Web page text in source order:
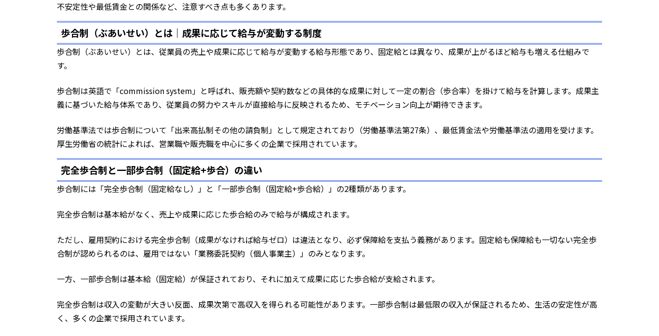
不安定性や最低賃金との関係など、注意すべき点も多くあります。
歩合制（ぶあいせい）とは｜成果に応じて給与が変動する制度
歩合制（ぶあいせい）とは、従業員の売上や成果に応じて給与が変動する給与形態であり、固定給とは異なり、成果が上がるほど給与も増える仕組みで
す。
歩合制は英語で「commission system」と呼ばれ、販売額や契約数などの具体的な成果に対して一定の割合（歩合率）を掛けて給与を計算します。成果主
義に基づいた給与体系であり、従業員の努力やスキルが直接給与に反映されるため、モチベーション向上が期待できます。
労働基準法では歩合制について「出来高払制その他の請負制」として規定されており（労働基準法第27条）、最低賃金法や労働基準法の適用を受けます。
厚生労働省の統計によれば、営業職や販売職を中心に多くの企業で採用されています。
完全歩合制と一部歩合制（固定給+歩合）の違い
歩合制には「完全歩合制（固定給なし）」と「一部歩合制（固定給+歩合給）」の2種類があります。
完全歩合制は基本給がなく、売上や成果に応じた歩合給のみで給与が構成されます。
ただし、雇用契約における完全歩合制（成果がなければ給与ゼロ）は違法となり、必ず保障給を支払う義務があります。固定給も保障給も一切ない完全歩
合制が認められるのは、雇用ではない「業務委託契約（個人事業主）」のみとなります。
一方、一部歩合制は基本給（固定給）が保証されており、それに加えて成果に応じた歩合給が支給されます。
完全歩合制は収入の変動が大きい反面、成果次第で高収入を得られる可能性があります。一部歩合制は最低限の収入が保証されるため、生活の安定性が高
く、多くの企業で採用されています。